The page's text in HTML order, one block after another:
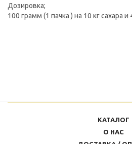
Дозировка;
100 грамм (1 пачка ) на 10 кг сахара
КАТАЛОГ
О НАС